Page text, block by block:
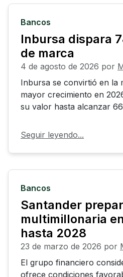
Bancos
Inbursa dispara
de marca
4 de agosto de 2026 por
Inbursa se convirtió en la
mayor crecimiento en
su valor hasta alcanzar
Seguir leyendo...
Bancos
Santander
multimillonaria
hasta 2028
23 de marzo de 2026 por
El grupo financiero
ofrece condiciones